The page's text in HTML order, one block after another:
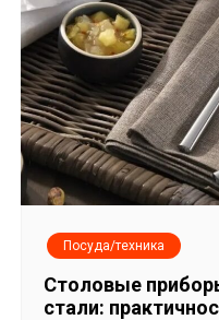
п
и
с
я
м
Посуда/техника
Столовые
стали: